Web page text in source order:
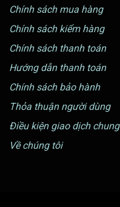
Chính sách mua hàng
Chính sách kiểm hàng
Chính sách thanh toán
Hướng dẫn thanh toán
Chính sách bảo hành
Thỏa thuận người dùng
Điều kiện giao dịch chung
Về chúng tôi